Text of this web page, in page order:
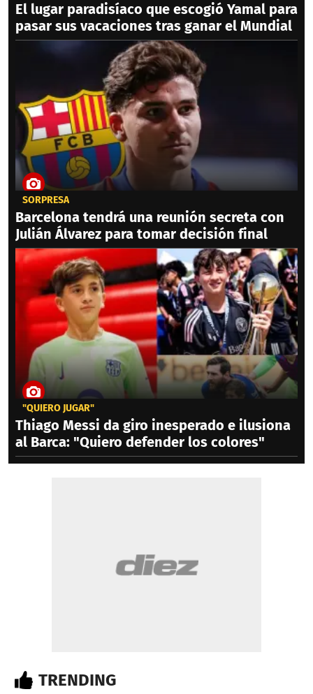
El lugar paradisíaco que escogió Yamal para
pasar sus vacaciones tras ganar el Mundial
SORPRESA
Barcelona tendrá una reunión secreta con
Julián Álvarez para tomar decisión final
"QUIERO JUGAR"
Thiago Messi da giro inesperado e ilusiona
al Barca: "Quiero defender los colores"
TRENDING